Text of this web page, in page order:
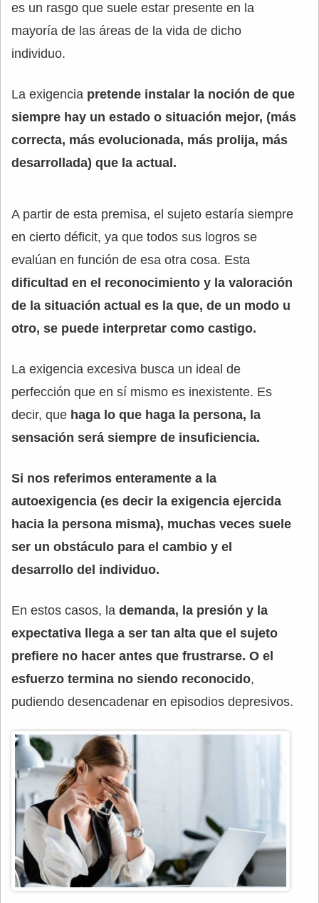
es un rasgo que suele estar presente en la
mayoría de las áreas de la vida de dicho
individuo.
La exigencia pretende instalar la noción de que
siempre hay un estado o situación mejor, (más
correcta, más evolucionada, más prolija, más
desarrollada) que la actual.
A partir de esta premisa, el sujeto estaría siempre
en cierto déficit, ya que todos sus logros se
evalúan en función de esa otra cosa. Esta
dificultad en el reconocimiento y la valoración
de la situación actual es la que, de un modo u
otro, se puede interpretar como castigo.
La exigencia excesiva busca un ideal de
perfección que en sí mismo es inexistente. Es
decir, que haga lo que haga la persona, la
sensación será siempre de insuficiencia.
Si nos referimos enteramente a la
autoexigencia (es decir la exigencia ejercida
hacia la persona misma), muchas veces suele
ser un obstáculo para el cambio y el
desarrollo del individuo.
En estos casos, la demanda, la presión y la
expectativa llega a ser tan alta que el sujeto
prefiere no hacer antes que frustrarse. O el
esfuerzo termina no siendo reconocido,
pudiendo desencadenar en episodios depresivos.